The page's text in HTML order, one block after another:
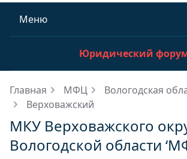
Меню
Юридический
Главная МФЦ
Вологодская
Верховажский
МКУ Верховажского
Вологодской области